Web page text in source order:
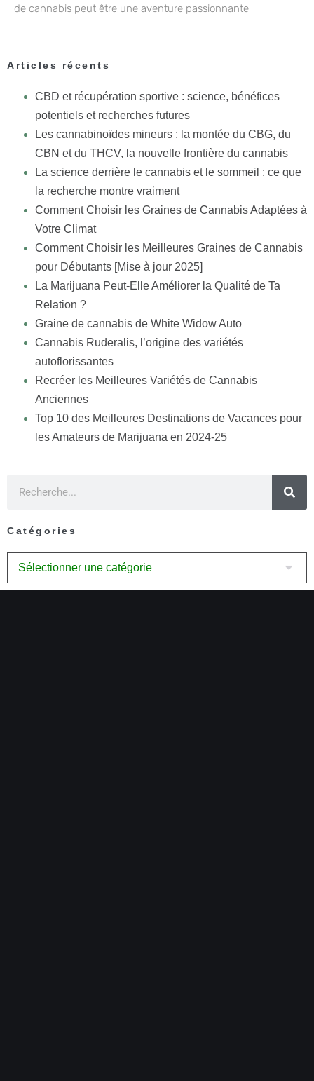
de cannabis peut être une aventure passionnante
Articles récents
CBD et récupération sportive : science, bénéfices
potentiels et recherches futures
Les cannabinoïdes mineurs : la montée du CBG, du
CBN et du THCV, la nouvelle frontière du cannabis
La science derrière le cannabis et le sommeil : ce que
la recherche montre vraiment
Comment Choisir les Graines de Cannabis Adaptées à
Votre Climat
Comment Choisir les Meilleures Graines de Cannabis
pour Débutants [Mise à jour 2025]
La Marijuana Peut-Elle Améliorer la Qualité de Ta
Relation ?
Graine de cannabis de White Widow Auto
Cannabis Ruderalis, l’origine des variétés
autoflorissantes
Recréer les Meilleures Variétés de Cannabis
Anciennes
Top 10 des Meilleures Destinations de Vacances pour
les Amateurs de Marijuana en 2024-25
Catégories